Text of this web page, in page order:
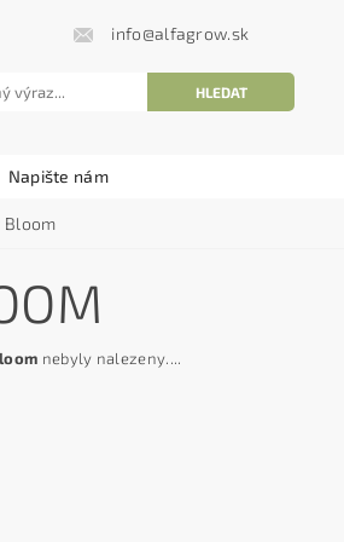
info@alfagrow.sk
Napište nám
Bloom
nebyly nalezeny....